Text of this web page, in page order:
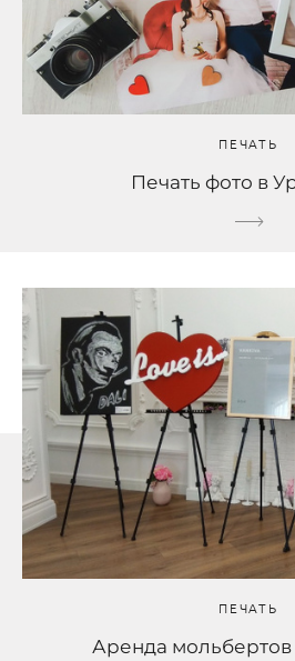
ПЕЧАТЬ
Печать фото в
ПЕЧАТЬ
Аренда мольбертов